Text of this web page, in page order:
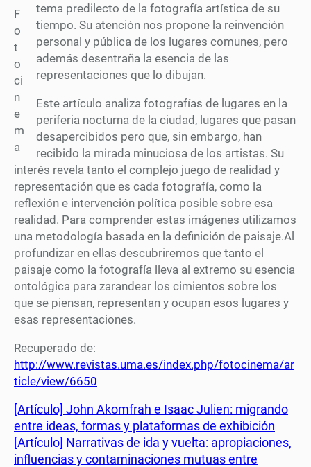
F
o
t
o
ci
n
e
m
a
tema predilecto de la fotografía artística de su
tiempo. Su atención nos propone la reinvención
personal y pública de los lugares comunes, pero
además desentraña la esencia de las
representaciones que lo dibujan.
Este artículo analiza fotografías de lugares en la
periferia nocturna de la ciudad, lugares que pasan
desapercibidos pero que, sin embargo, han
recibido la mirada minuciosa de los artistas. Su
interés revela tanto el complejo juego de realidad y
representación que es cada fotografía, como la
reflexión e intervención política posible sobre esa
realidad. Para comprender estas imágenes utilizamos
una metodología basada en la definición de paisaje.Al
profundizar en ellas descubriremos que tanto el
paisaje como la fotografía lleva al extremo su esencia
ontológica para zarandear los cimientos sobre los
que se piensan, representan y ocupan esos lugares y
esas representaciones.
Recuperado de:
http://www.revistas.uma.es/index.php/fotocinema/ar
ticle/view/6650
[Artículo] John Akomfrah e Isaac Julien: migrando
entre ideas, formas y plataformas de exhibición
[Artículo] Narrativas de ida y vuelta: apropiaciones,
influencias y contaminaciones mutuas entre